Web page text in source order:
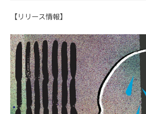
【リリース情報】